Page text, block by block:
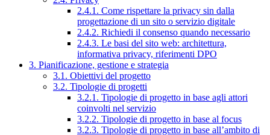
2.4.1. Come rispettare la privacy sin dalla
progettazione di un sito o servizio digitale
2.4.2. Richiedi il consenso quando necessario
2.4.3. Le basi del sito web: architettura,
informativa privacy, riferimenti DPO
3. Pianificazione, gestione e strategia
3.1. Obiettivi del progetto
3.2. Tipologie di progetti
3.2.1. Tipologie di progetto in base agli attori
coinvolti nel servizio
3.2.2. Tipologie di progetto in base al focus
3.2.3. Tipologie di progetto in base all’ambito di